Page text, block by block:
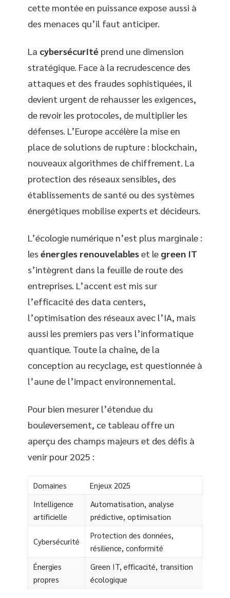
cette montée en puissance expose aussi à
des menaces qu’il faut anticiper.
La cybersécurité prend une dimension
stratégique. Face à la recrudescence des
attaques et des fraudes sophistiquées, il
devient urgent de rehausser les exigences,
de revoir les protocoles, de multiplier les
défenses. L’Europe accélère la mise en
place de solutions de rupture : blockchain,
nouveaux algorithmes de chiffrement. La
protection des réseaux sensibles, des
établissements de santé ou des systèmes
énergétiques mobilise experts et décideurs.
L’écologie numérique n’est plus marginale :
les énergies renouvelableset le green IT
s’intègrent dans la feuille de route des
entreprises. L’accent est mis sur
l’efficacité des data centers,
l’optimisation des réseaux avec l’IA, mais
aussi les premiers pas vers l’informatique
quantique. Toute la chaîne, de la
conception au recyclage, est questionnée à
l’aune de l’impact environnemental.
Pour bien mesurer l’étendue du
bouleversement, ce tableau offre un
aperçu des champs majeurs et des défis à
venir pour 2025 :
Domaines
Enjeux 2025
Intelligence
artificielle
Automatisation, analyse
prédictive, optimisation
Cybersécurité
Protection des données,
résilience, conformité
Énergies
propres
Green IT, efficacité, transition
écologique